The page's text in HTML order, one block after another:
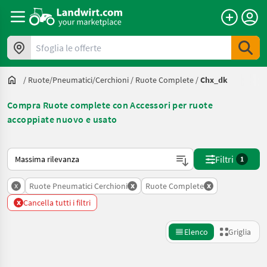
Sfoglia le offerte
/ Ruote/pneumatici/cerchioni / Ruote Complete /Chx_dk
Compra Ruote complete con Accessori per ruote
accoppiate nuovo e usato
Ecco come viene ordinato su Landwirt.com
Filtri 1
x Ruote Pneumatici Cerchioni x Ruote Complete x
x Cancella tutti i filtri
Elenco Griglia